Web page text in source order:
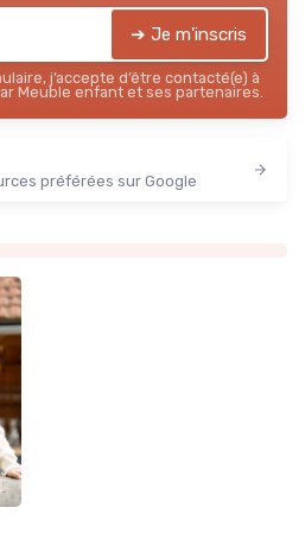
➔ Je m'inscris
j’accepte d’être contacté(e) à
Meuble enfant et ses partenaires.
préférées sur Google